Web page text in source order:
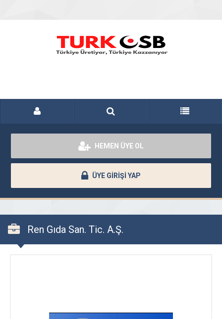
HEMEN ÜYE OL
ÜYE GİRİŞİ YAP
Ren Gıda San. Tic. A.Ş.